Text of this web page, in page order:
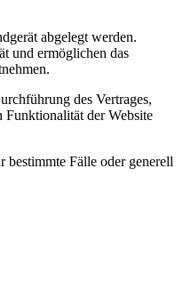
abgelegt werden.
und ermöglichen das
des Vertrages,
der Website
bestimmte Fälle oder generell